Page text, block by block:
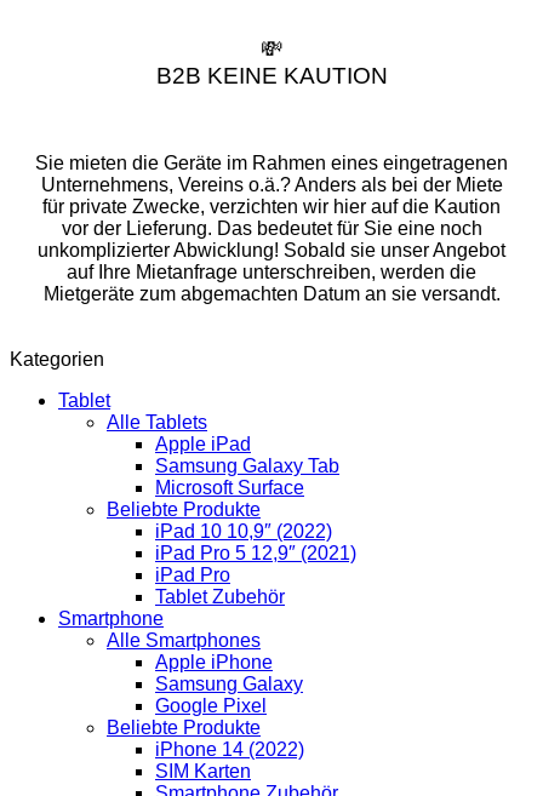
💸
B2B KEINE KAUTION
Sie mieten die Geräte im Rahmen eines eingetragenen
Unternehmens, Vereins o.ä.? Anders als bei der Miete
für private Zwecke, verzichten wir hier auf die Kaution
vor der Lieferung. Das bedeutet für Sie eine noch
unkomplizierter Abwicklung! Sobald sie unser Angebot
auf Ihre Mietanfrage unterschreiben, werden die
Mietgeräte zum abgemachten Datum an sie versandt.
Kategorien
Tablet
Alle Tablets
Apple iPad
Samsung Galaxy Tab
Microsoft Surface
Beliebte Produkte
iPad 10 10,9″ (2022)
iPad Pro 5 12,9″ (2021)
iPad Pro
Tablet Zubehör
Smartphone
Alle Smartphones
Apple iPhone
Samsung Galaxy
Google Pixel
Beliebte Produkte
iPhone 14 (2022)
SIM Karten